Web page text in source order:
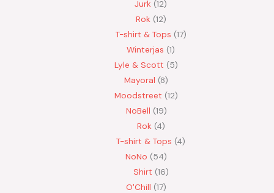
Jurk 12
Rok 12
T-shirt & Tops 17
Winterjas 1
Lyle & Scott
5
Mayoral 8
Moodstreet 12
NoBell 19
Rok 4
T-shirt & Tops 4
NoNo
54
Shirt 16
O'Chill 17